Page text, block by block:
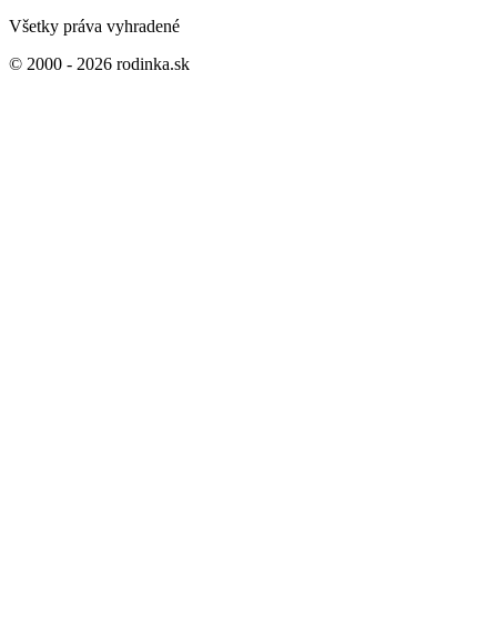
Všetky práva vyhradené
© 2000 - 2026 rodinka.sk